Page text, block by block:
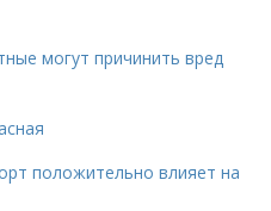
могут причинить вред
положительно влияет на